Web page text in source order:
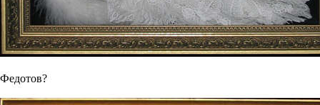
Федотов?